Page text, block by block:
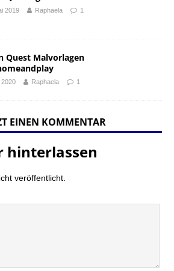
2019 Raphaela 1
Quest Malvorlagen
2020 Raphaela 1
EINEN KOMMENTAR
hinterlassen
veröffentlicht.